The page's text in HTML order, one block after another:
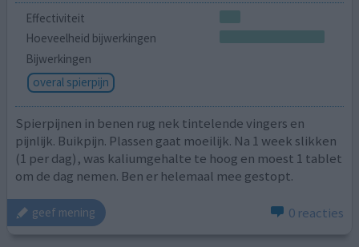
Effectiviteit
Hoeveelheid bijwerkingen
Bijwerkingen
overal spierpijn
Spierpijnen in benen rug nek tintelende vingers en
pijnlijk. Buikpijn. Plassen gaat moeilijk. Na 1 week slikken
(1 per dag), was kaliumgehalte te hoog en moest 1 tablet
om de dag nemen. Ben er helemaal mee gestopt.
geef mening 0 reacties